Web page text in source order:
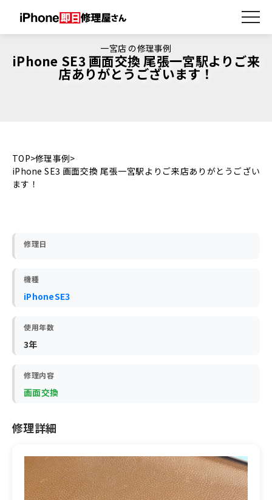
一宮店 の修理事例
iPhone SE3 画面交換 尾張一宮駅よりご来
店ありがとうございます！
TOP 修理事例
iPhone SE3 画面交換 尾張一宮駅よりご来店ありがとうござい
ます！
修理日
機種
iPhoneSE3
使用年数
3年
修理内容
画面交換
修理詳細